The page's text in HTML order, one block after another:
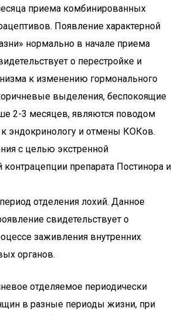
приема комбинированных
Появление характерной
нормально в начале приема
о перестройке и
к изменению гормонального
выделения, беспокоящие
2-3 месяцев, являются поводом
эндокринологу и отмены КОКов.
с целью экстренной
контрацепции препарата Постинора и
отделения лохий. Данное
свидетельствует о
заживления внутренних
органов.
отделяемое периодически
в разные периоды жизни, при